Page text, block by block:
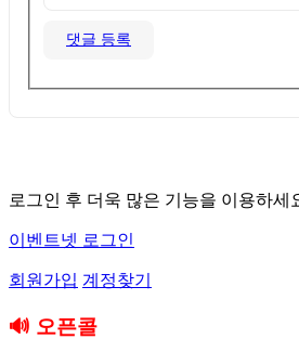
댓글 등록
로그인 후 더욱 많은 기능을 이용하세
이벤트넷 로그인
회원가입 계정찾기
🔊 오픈콜